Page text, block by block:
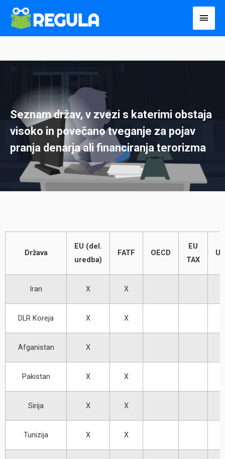
Пређи
Seznam držav, v zvezi s katerimi obstaja
visoko in povečano tveganje za pojav
pranja denarja ali financiranja terorizma
Država
EU (del.
uredba)
FATF OECD
EU
TAX
Iran X X
DLR Koreja X X
Afganistan X
Pakistan X X
Sirija X X
Tunizija X X